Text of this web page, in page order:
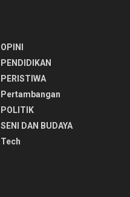
OPINI
PENDIDIKAN
PERISTIWA
Pertambangan
POLITIK
SENI DAN BUDAYA
Tech